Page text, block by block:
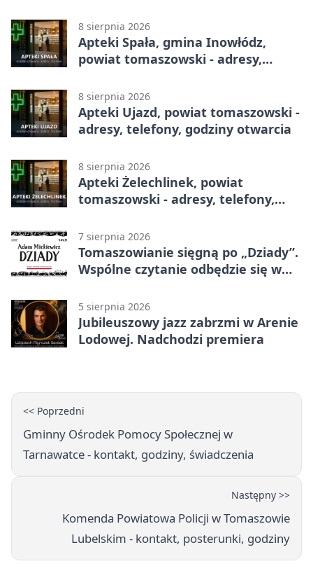
8 sierpnia 2026
Apteki Spała, gmina Inowłódz,
powiat tomaszowski - adresy,
8 sierpnia 2026
Apteki Ujazd, powiat tomaszowski -
adresy, telefony, godziny otwarcia
8 sierpnia 2026
Apteki Żelechlinek, powiat
tomaszowski - adresy, telefony,
7 sierpnia 2026
Tomaszowianie sięgną po „Dziady”.
Wspólne czytanie odbędzie się w
5 sierpnia 2026
Jubileuszowy jazz zabrzmi w Arenie
Lodowej. Nadchodzi premiera
<< Poprzedni
Gminny Ośrodek Pomocy Społecznej w
Tarnawatce - kontakt, godziny, świadczenia
Następny >>
Komenda Powiatowa Policji w Tomaszowie
Lubelskim - kontakt, posterunki, godziny